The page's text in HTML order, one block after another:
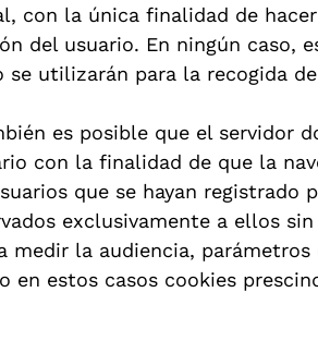
con la única finalidad de
del usuario. En ningún caso,
se utilizarán para la recogida
es posible que el servidor
con la finalidad de que la
que se hayan registrado
exclusivamente a ellos
medir la audiencia,
en estos casos cookies